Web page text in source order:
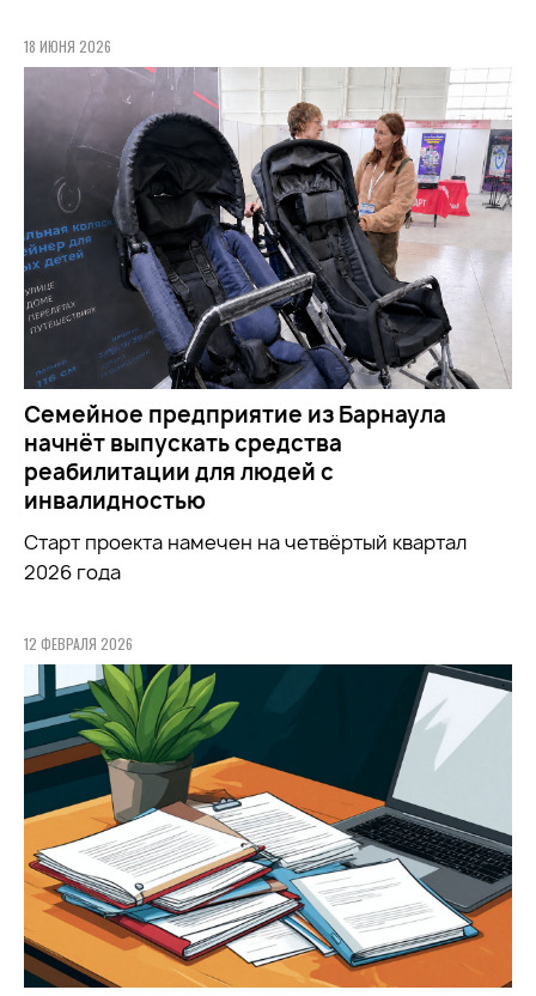
18 ИЮНЯ 2026
Семейное предприятие из Барнаула
начнёт выпускать средства
реабилитации для людей с
инвалидностью
Старт проекта намечен на четвёртый квартал
2026 года
12 ФЕВРАЛЯ 2026